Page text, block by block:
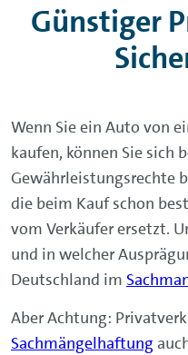
Günstiger
Wenn Sie ein Auto von
kaufen, können Sie sich
Gewährleistungsrechte
die beim Kauf schon
vom Verkäufer ersetzt.
und in welcher
Deutschland im
Aber Achtung:
Sachmängelhaftung